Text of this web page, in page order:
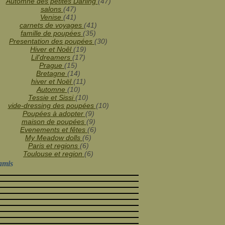
Janvier(31)
salons (47)
Venise (41)
carnets de voyages (41)
famille de poupées (35)
Presentation des poupées (30)
Hiver et Noêl(19)
Lil'dreamers (17)
Prague (15)
Bretagne (14)
hiver et Noël(11)
Automne (10)
Tessie et Sissi(10)
vide-dressing des poupées (10)
Poupées à adopter (9)
maison de poupées (9)
Evenements et fêtes (6)
My Meadow dolls (6)
Paris et regions (6)
Toulouse et region (6)